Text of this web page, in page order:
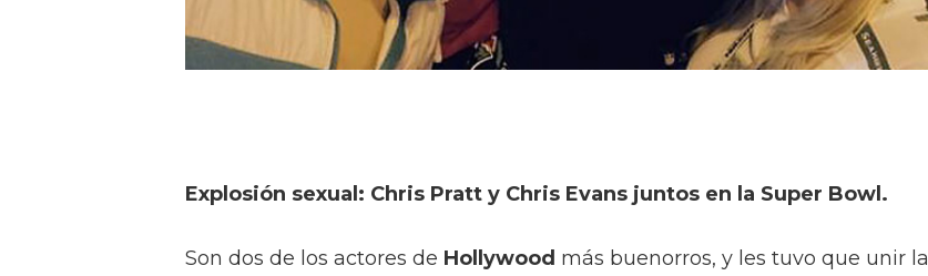
Explosión sexual: Chris Pratt y Chris Evans juntos en la Super Bowl.
Son dos de los actores de Hollywood más buenorros, y les tuvo que unir la